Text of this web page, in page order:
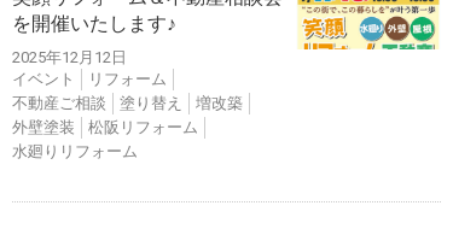
を開催いたします♪
2025年12月12日
イベント
リフォーム
不動産ご相談
塗り替え
増改築
外壁塗装
松阪リフォーム
水廻りリフォーム